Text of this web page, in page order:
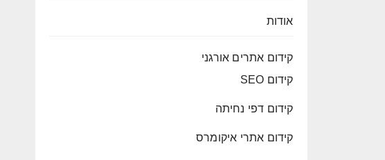
אודות
קידום אתרים אורגני
קידום SEO
קידום דפי נחיתה
קידום אתרי איקומרס